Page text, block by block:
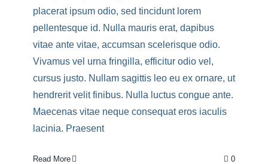
placerat ipsum odio, sed tincidunt lorem
pellentesque id. Nulla mauris erat, dapibus
vitae ante vitae, accumsan scelerisque odio.
Vivamus vel urna fringilla, efficitur odio vel,
cursus justo. Nullam sagittis leo eu ex ornare, ut
hendrerit velit finibus. Nulla luctus congue ante.
Maecenas vitae neque consequat eros iaculis
lacinia. Praesent
Read More 0